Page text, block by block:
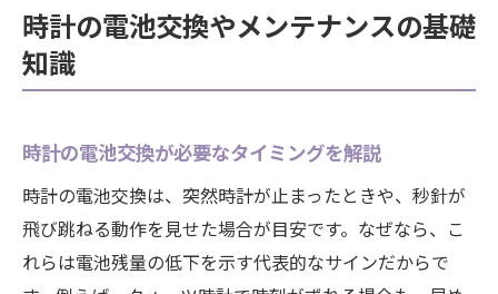
時計の電池交換やメンテナンスの基礎
知識
時計の電池交換が必要なタイミングを解説
時計の電池交換は、突然時計が止まったときや、秒針が
飛び跳ねる動作を見せた場合が目安です。なぜなら、こ
れらは電池残量の低下を示す代表的なサインだからで